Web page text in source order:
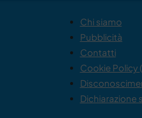
Chi siamo
Pubblicità
Contatti
Cookie Policy
Dichiarazione